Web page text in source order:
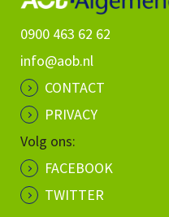
0900 463 62 62
info@aob.nl
CONTACT
PRIVACY
Volg ons:
FACEBOOK
TWITTER